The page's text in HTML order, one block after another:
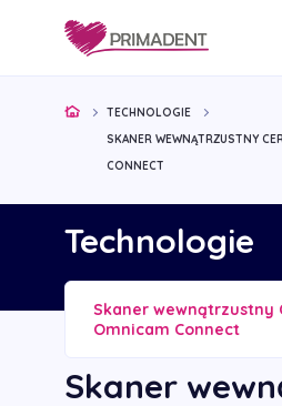
TECHNOLOGIE
SKANER WEWNĄTRZUSTNY
CONNECT
Technologie
Skaner wewnątrzustny
Omnicam Connect
Skaner